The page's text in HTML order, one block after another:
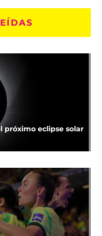
próximo eclipse solar